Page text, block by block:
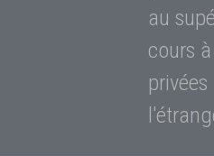
au
cours